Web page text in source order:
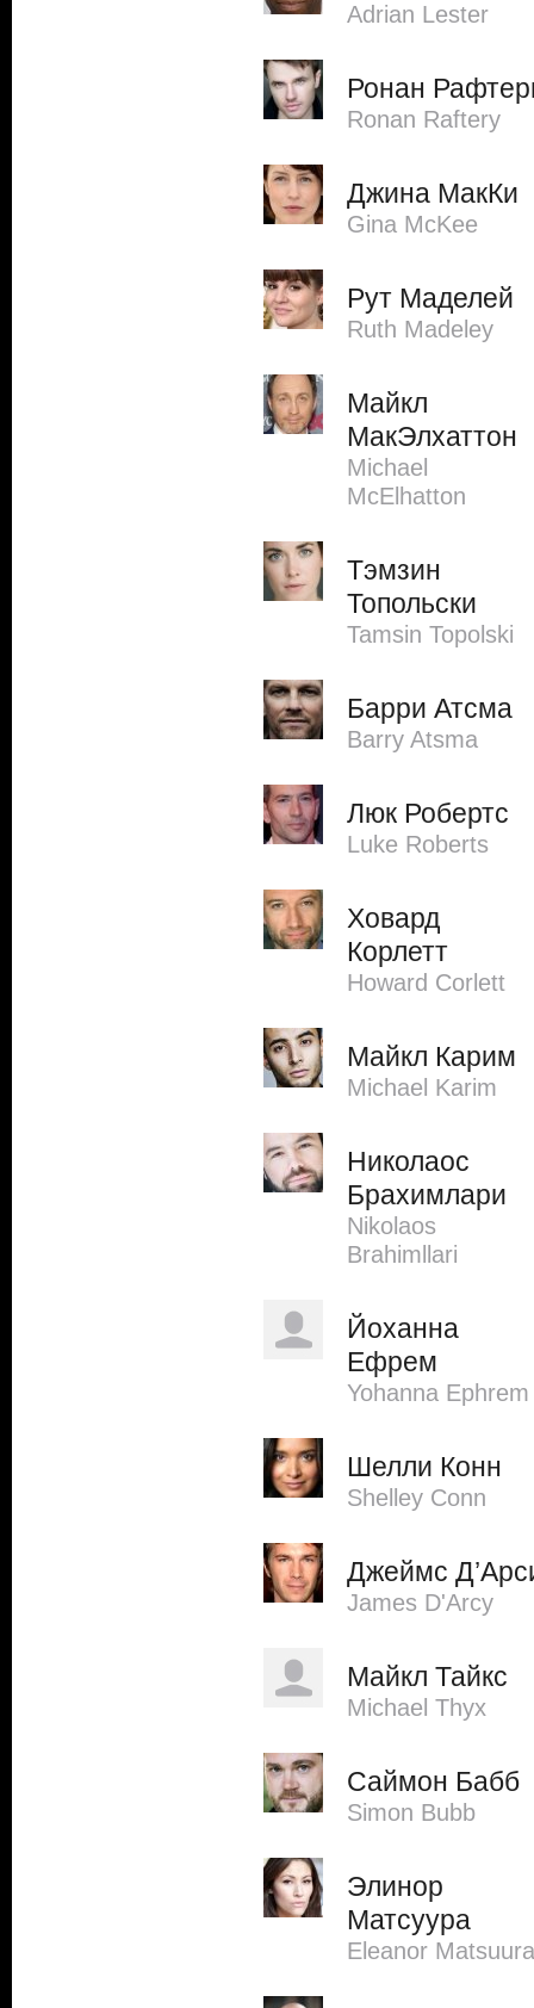
Adrian Lester
Ронан
Ronan Raftery
Джина МакКи
Gina McKee
Рут Маделей
Ruth Madeley
Майкл
МакЭлхаттон
Michael
McElhatton
Тэмзин
Топольски
Tamsin Topolski
Барри Атсма
Barry Atsma
Люк Робертс
Luke Roberts
Ховард
Корлетт
Howard Corlett
Майкл Карим
Michael Karim
Николаос
Брахимлари
Nikolaos
Brahimllari
Йоханна
Ефрем
Yohanna Ephrem
Шелли Конн
Shelley Conn
Джеймс
James D'Arcy
Майкл Тайкс
Michael Thyx
Саймон Бабб
Simon Bubb
Элинор
Матсуура
Eleanor Matsuura